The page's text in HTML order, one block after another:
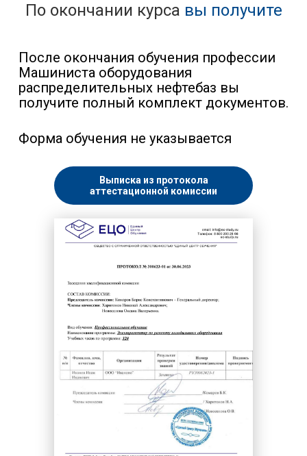
По окончании курса вы получите
После окончания обучения профессии
Машиниста оборудования
распределительных нефтебаз вы
получите полный комплект документов.
Форма обучения не указывается
Выписка из протокола
аттестационной комиссии